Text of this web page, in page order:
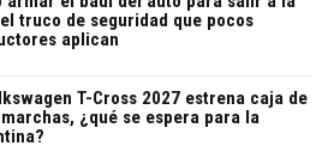
truco de seguridad que pocos
aplican
T-Cross 2027 estrena caja de
¿qué se espera para la